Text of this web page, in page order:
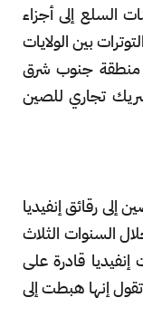
السلع إلى أجزاء
بين الولايات
عام 2018، تفوقت منطقة جنوب شرق
شريك تجاري للصين
رقائق إنفيديا
السنوات الثلاث
إنفيديا قادرة على
إنها هبطت إلى